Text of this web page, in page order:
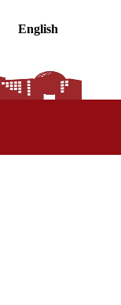
English